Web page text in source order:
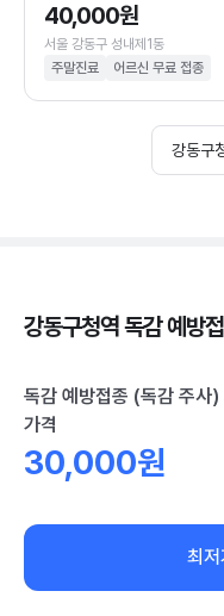
40,000원
서울 강동구 성내제1동
주말진료
어르신 무료 접종
강동구
강동구청역 독감 예방
독감 예방접종 (독감 주사)
가격
30,000원
최저